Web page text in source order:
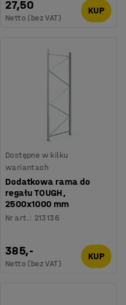
27,50
Netto (bez VAT)
KUP
Dostępne w kilku
wariantach
Dodatkowa rama do
regału TOUGH,
2500x1000 mm
Nr art. : 213136
385,-
Netto (bez VAT)
KUP